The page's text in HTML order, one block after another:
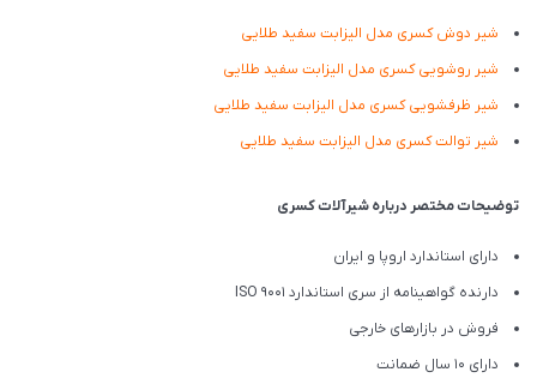
شیر دوش کسری مدل الیزابت سفید طلایی
شیر روشویی کسری مدل الیزابت سفید طلایی
شیر ظرفشویی کسری مدل الیزابت سفید طلایی
شیر توالت کسری مدل الیزابت سفید طلایی
توضیحات مختصر درباره شیرآلات کسری
دارای استاندارد اروپا و ایران
دارنده گواهینامه از سری استاندارد ISO 9001
فروش در بازارهای خارجی
دارای 10 سال ضمانت